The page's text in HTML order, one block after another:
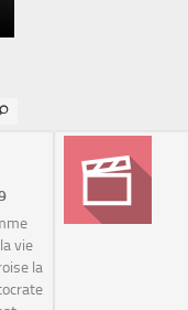
vie
la